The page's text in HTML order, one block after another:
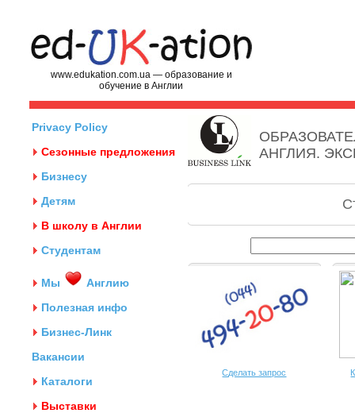
www.edukation.com.ua — образование и
обучение в Англии
Privacy Policy
Сезонные предложения
Бизнесу
Детям
В школу в Англии
Студентам
Мы
Англию
Полезная инфо
Бизнес-Линк
Вакансии
Каталоги
Выставки
АНГЛИЯ.
Сделать запрос